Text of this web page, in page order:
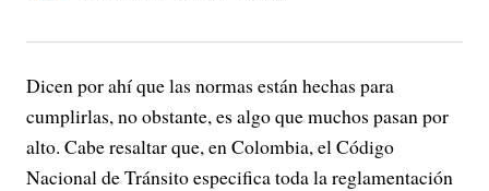
Dicen por ahí que las normas están hechas para
cumplirlas, no obstante, es algo que muchos pasan por
alto. Cabe resaltar que, en Colombia, el Código
Nacional de Tránsito especifica toda la reglamentación